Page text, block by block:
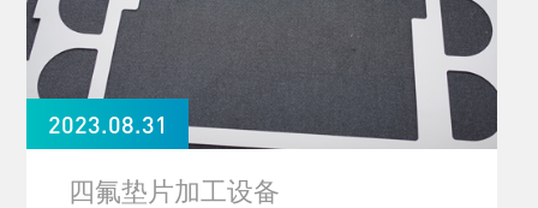
2023.08.31
四氟垫片加工设备